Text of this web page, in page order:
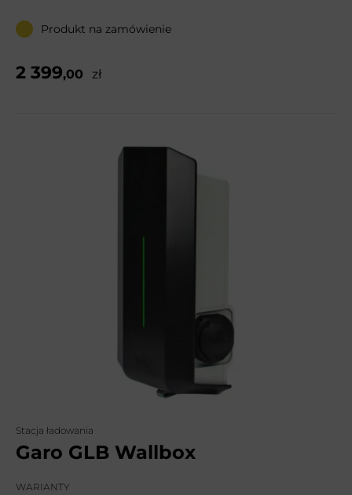
Produkt na zamówienie
2 399,00 zł
Stacja ładowania
Garo GLB Wallbox
WARIANTY